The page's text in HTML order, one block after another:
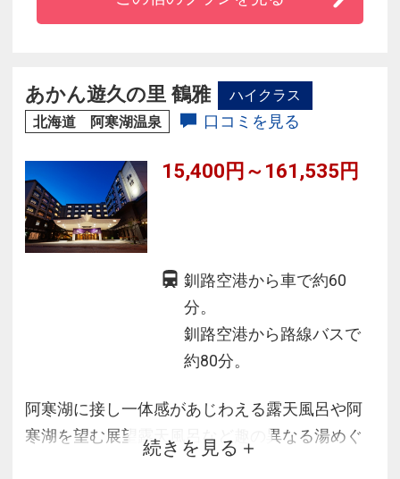
客室はご人数、用途に合わせて選べる各タイプ
あかん遊久の里 鶴雅
ハイクラス
北海道 阿寒湖温泉
口コミを見る
15,400円～161,535円
釧路空港から車で約60
分。
釧路空港から路線バスで
約80分。
阿寒湖に接し一体感があじわえる露天風呂や阿
寒湖を望む展望露天風呂など趣の異なる湯めぐ
り・湯づくしをお楽しみください。
続きを見る